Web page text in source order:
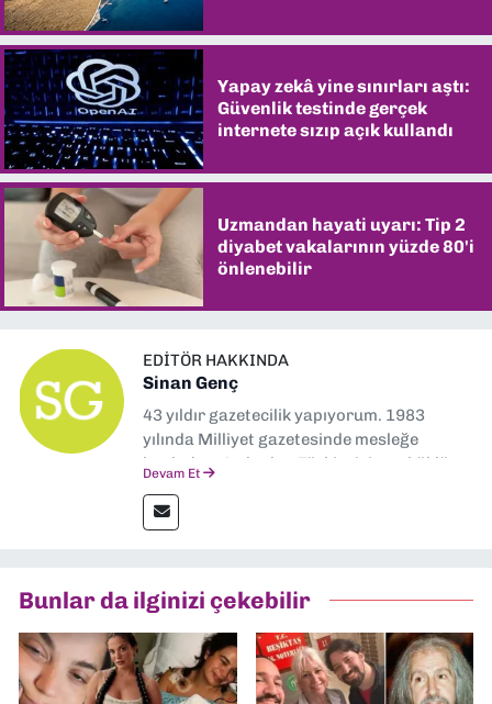
Yapay zekâ yine sınırları aştı:
Güvenlik testinde gerçek
internete sızıp açık kullandı
Uzmandan hayati uyarı: Tip 2
diyabet vakalarının yüzde 80'i
önlenebilir
EDITÖR HAKKINDA
Sinan Genç
43 yıldır gazetecilik yapıyorum. 1983
yılında Milliyet gazetesinde mesleğe
başladım. Ardından Türkiye’nin en köklü
muhabir, editör, müdür yardımcısı ve spor
müdürü olarak görev yaptım. Ayrıca Yeni
Gazetesi'nde editörlük yapıyorum
Devam Et
Bunlar da ilginizi çekebilir